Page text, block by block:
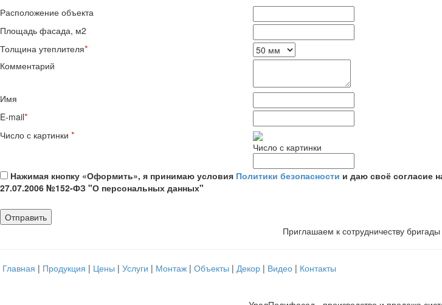
Расположение объекта
Площадь фасада, м2
Толщина утеплителя*
Комментарий
Имя
E-mail*
Число с картинки *
Число с картинки
Нажимая кнопку «Оформить», я принимаю условия Политики безопасности и даю своё согласие
27.07.2006 №152-ФЗ "О персональных данных"
Приглашаем к сотрудничеству
Главная | Продукция | Цены | Услуги | Монтаж | Объекты | Декор | Видео | Контакты